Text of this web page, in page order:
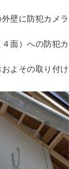
壁に防犯カメ
面）への防犯
よその取り付